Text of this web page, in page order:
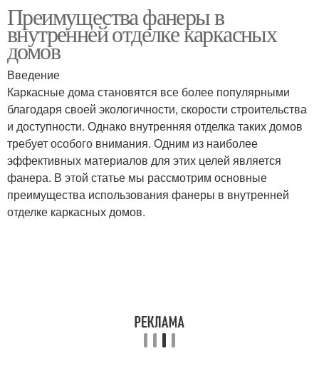
Преимущества фанеры в
внутренней отделке каркасных
домов
Введение
Каркасные дома становятся все более популярными
благодаря своей экологичности, скорости строительства
и доступности. Однако внутренняя отделка таких домов
требует особого внимания. Одним из наиболее
эффективных материалов для этих целей является
фанера. В этой статье мы рассмотрим основные
преимущества использования фанеры в внутренней
отделке каркасных домов.